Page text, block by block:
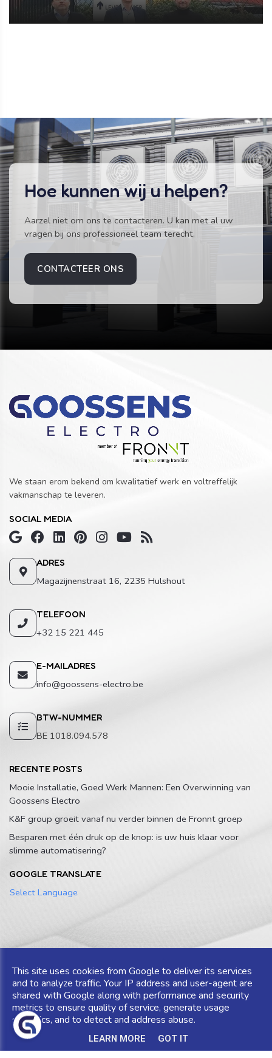
Hoe kunnen wij u helpen?
Aarzel niet om ons te contacteren. U kan met al uw
vragen bij ons professioneel team terecht.
CONTACTEER ONS
We staan erom bekend om kwalitatief werk en voltreffelijk
vakmanschap te leveren.
SOCIAL MEDIA
ADRES
Magazijnenstraat 16, 2235 Hulshout
TELEFOON
+32 15 221 445
E-MAILADRES
info@goossens-electro.be
BTW-NUMMER
BE 1018.094.578
RECENTE POSTS
Mooie Installatie, Goed Werk Mannen: Een Overwinning van
Goossens Electro
K&F group groeit vanaf nu verder binnen de Fronnt groep
Besparen met één druk op de knop: is uw huis klaar voor
slimme automatisering?
GOOGLE TRANSLATE
Select Language
Privacy & Cookies|UP-TO-DATE WebDesign
This site uses cookies from Google to deliver its services
and to analyze traffic. Your IP address and user-agent are
shared with Google along with performance and security
metrics to ensure quality of service, generate usage
statistics, and to detect and address abuse.
LEARN MORE GOT IT